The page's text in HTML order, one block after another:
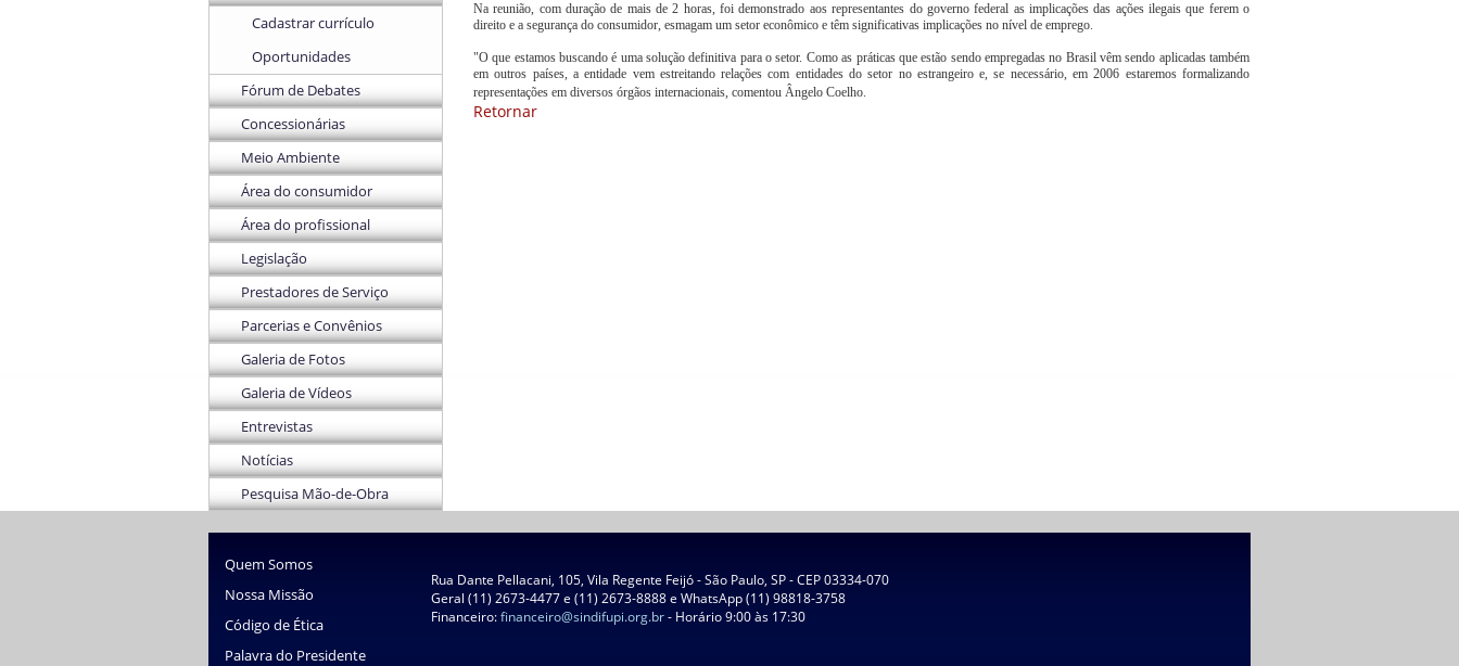
Cadastrar currículo
Oportunidades
Fórum de Debates
Concessionárias
Meio Ambiente
Área do consumidor
Área do profissional
Legislação
Prestadores de Serviço
Parcerias e Convênios
Galeria de Fotos
Galeria de Vídeos
Entrevistas
Notícias
Pesquisa Mão-de-Obra
Na reunião, com duração de mais de 2 horas, foi demonstrado aos representantes do governo federal as implicações das ações ilegais que ferem o
direito e a segurança do consumidor, esmagam um setor econômico e têm significativas implicações no nível de emprego.
"O que estamos buscando é uma solução definitiva para o setor. Como as práticas que estão sendo empregadas no Brasil vêm sendo aplicadas também
em outros países, a entidade vem estreitando relações com entidades do setor no estrangeiro e, se necessário, em 2006 estaremos formalizando
representações em diversos órgãos internacionais, comentou Ângelo Coelho.
Retornar
Quem Somos
Nossa Missão
Código de Ética
Palavra do Presidente
Rua Dante Pellacani, 105, Vila Regente Feijó - São Paulo, SP - CEP 03334-070
Geral (11) 2673-4477 e (11) 2673-8888 e WhatsApp (11) 98818-3758
Financeiro:financeiro@sindifupi.org.br- Horário 9:00 às 17:30